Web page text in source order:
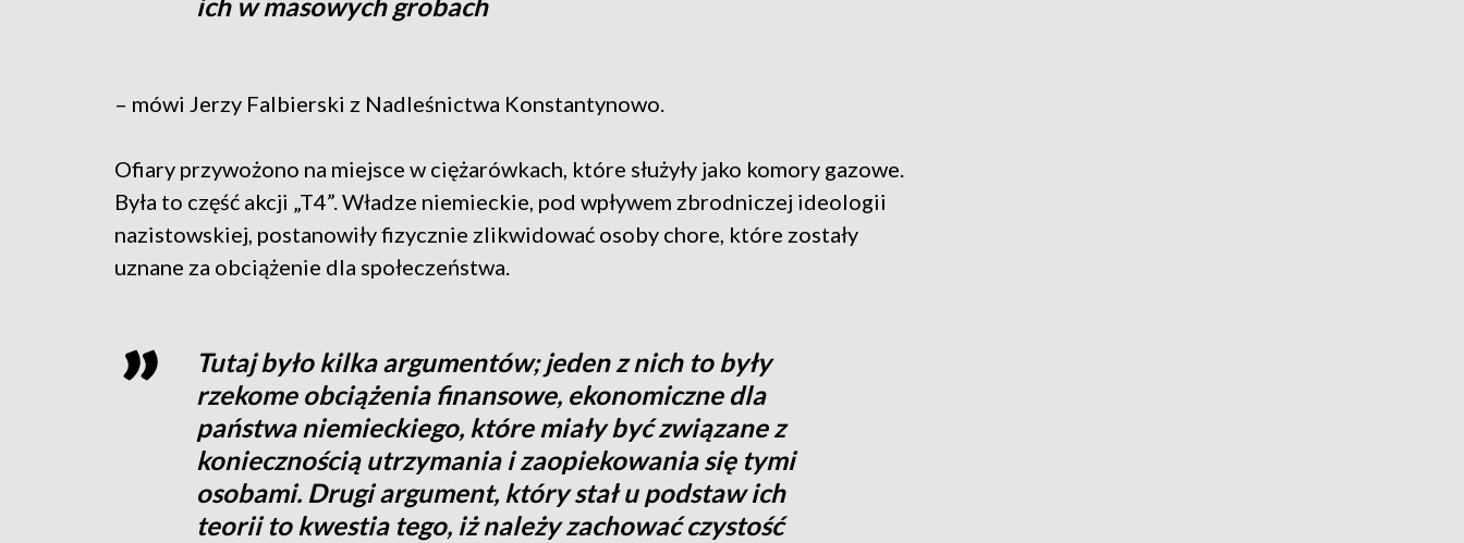
– mówi Jerzy Falbierski z Nadleśnictwa Konstantynowo.
Ofiary przywożono na miejsce w ciężarówkach, które służyły jako komory gazowe.
Była to część akcji „T4”. Władze niemieckie, pod wpływem zbrodniczej ideologii
nazistowskiej, postanowiły fizycznie zlikwidować osoby chore, które zostały
uznane za obciążenie dla społeczeństwa.
Tutaj było kilka argumentów; jeden z nich to były
rzekome obciążenia finansowe, ekonomiczne dla
państwa niemieckiego, które miały być związane z
koniecznością utrzymania i zaopiekowania się tymi
osobami. Drugi argument, który stał u podstaw ich
teorii to kwestia tego, iż należy zachować czystość